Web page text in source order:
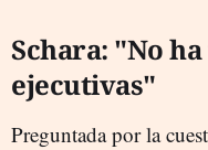
Schara: "No
ejecutivas"
Preguntada por la